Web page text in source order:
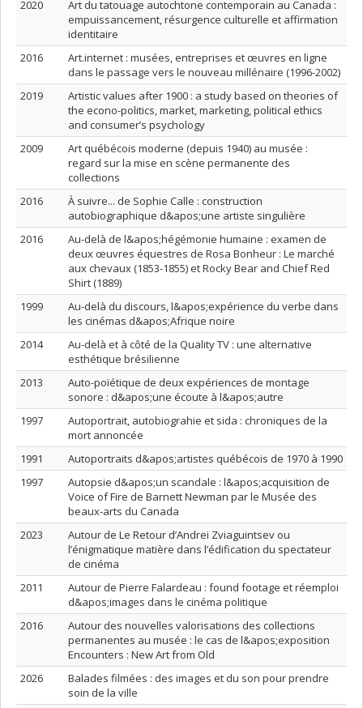
2020
Art du tatouage autochtone contemporain au Canada :
empuissancement, résurgence culturelle et affirmation
identitaire
2016
Art.internet : musées, entreprises et œuvres en ligne
dans le passage vers le nouveau millénaire (1996-2002)
2019
Artistic values after 1900 : a study based on theories of
the econo-politics, market, marketing, political ethics
and consumer’s psychology
2009
Art québécois moderne (depuis 1940) au musée :
regard sur la mise en scène permanente des
collections
2016
À suivre... de Sophie Calle : construction
autobiographique d&apos;une artiste singulière
2016
Au-delà de l&apos;hégémonie humaine : examen de
deux œuvres équestres de Rosa Bonheur : Le marché
aux chevaux (1853-1855) et Rocky Bear and Chief Red
Shirt (1889)
1999
Au-delà du discours, l&apos;expérience du verbe dans
les cinémas d&apos;Afrique noire
2014
Au-delà et à côté de la Quality TV : une alternative
esthétique brésilienne
2013
Auto-poïétique de deux expériences de montage
sonore : d&apos;une écoute à l&apos;autre
1997
Autoportrait, autobiograhie et sida : chroniques de la
mort annoncée
1991
Autoportraits d&apos;artistes québécois de 1970 à 1990
1997
Autopsie d&apos;un scandale : l&apos;acquisition de
Voice of Fire de Barnett Newman par le Musée des
beaux-arts du Canada
2023
Autour de Le Retour d’Andrei Zviaguintsev ou
l’énigmatique matière dans l’édification du spectateur
de cinéma
2011
Autour de Pierre Falardeau : found footage et réemploi
d&apos;images dans le cinéma politique
2016
Autour des nouvelles valorisations des collections
permanentes au musée : le cas de l&apos;exposition
Encounters : New Art from Old
2026
Balades filmées : des images et du son pour prendre
soin de la ville